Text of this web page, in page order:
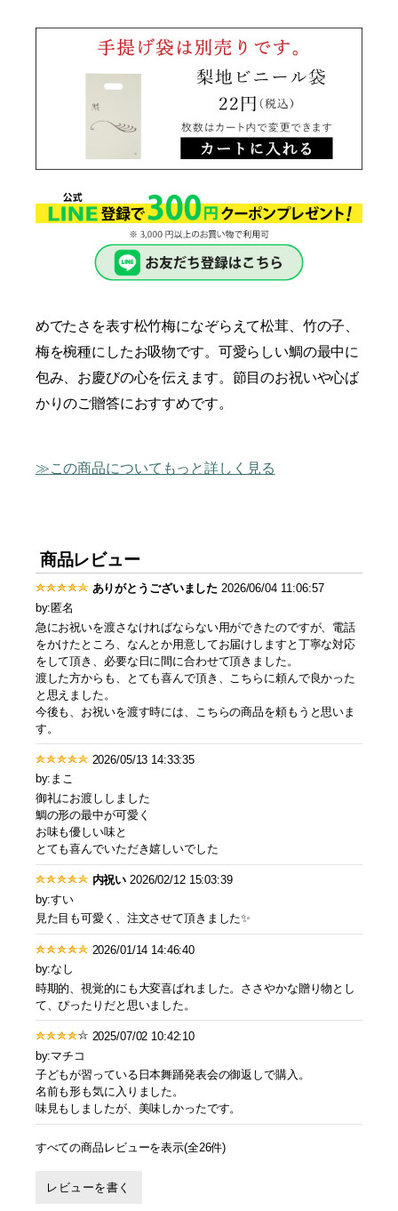
めでたさを表す松竹梅になぞらえて松茸、竹の子、
梅を椀種にしたお吸物です。可愛らしい鯛の最中に
包み、お慶びの心を伝えます。節目のお祝いや心ば
かりのご贈答におすすめです。
この商品についてもっと詳しく見る
商品レビュー
ありがとうございました 2026/06/04 11:06:57
by:匿名
急にお祝いを渡さなければならない用ができたのですが、電話
をかけたところ、なんとか用意してお届けしますと丁寧な対応
をして頂き、必要な日に間に合わせて頂きました。
渡した方からも、とても喜んで頂き、こちらに頼んで良かった
と思えました。
今後も、お祝いを渡す時には、こちらの商品を頼もうと思いま
す。
2026/05/13 14:33:35
by:まこ
御礼にお渡ししました
鯛の形の最中が可愛く
お味も優しい味と
とても喜んでいただき嬉しいでした
内祝い 2026/02/12 15:03:39
by:すい
見た目も可愛く、注文させて頂きました✨
2026/01/14 14:46:40
by:なし
時期的、視覚的にも大変喜ばれました。ささやかな贈り物とし
て、ぴったりだと思いました。
2025/07/02 10:42:10
by:マチコ
子どもが習っている日本舞踊発表会の御返しで購入。
名前も形も気に入りました。
味見もしましたが、美味しかったです。
すべての商品レビューを表示(全26件)
レビューを書く